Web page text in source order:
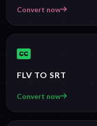
Convert now
FLV TO SRT
Convert now